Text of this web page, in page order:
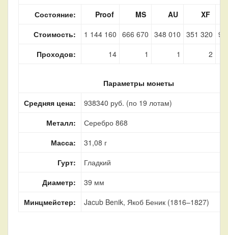
Состояние:
Proof MS AU
XF
Стоимость:
1 144 160 666 670 348 010 351 320
Проходов:
14 1 1 2
Параметры монеты
Средняя цена:
938340 руб. (по 19 лотам)
Металл:
Серебро 868
Масса:
31,08 г
Гурт:
Гладкий
Диаметр:
39 мм
Минцмейстер:
Jacub Benik, Якоб Беник (1816–1827)